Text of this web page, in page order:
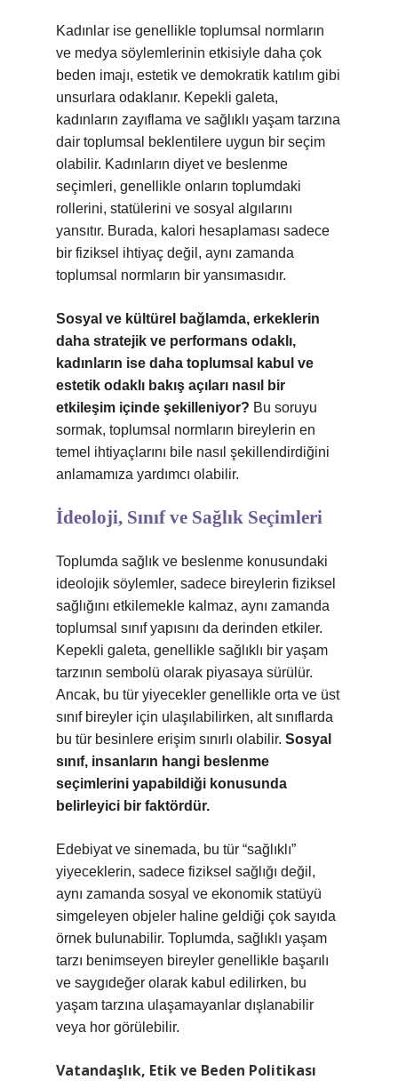
Kadınlar ise genellikle toplumsal normların
ve medya söylemlerinin etkisiyle daha çok
beden imajı, estetik ve demokratik katılım gibi
unsurlara odaklanır. Kepekli galeta,
kadınların zayıflama ve sağlıklı yaşam tarzına
dair toplumsal beklentilere uygun bir seçim
olabilir. Kadınların diyet ve beslenme
seçimleri, genellikle onların toplumdaki
rollerini, statülerini ve sosyal algılarını
yansıtır. Burada, kalori hesaplaması sadece
bir fiziksel ihtiyaç değil, aynı zamanda
toplumsal normların bir yansımasıdır.
Sosyal ve kültürel bağlamda, erkeklerin
daha stratejik ve performans odaklı,
kadınların ise daha toplumsal kabul ve
estetik odaklı bakış açıları nasıl bir
etkileşim içinde şekilleniyor? Bu soruyu
sormak, toplumsal normların bireylerin en
temel ihtiyaçlarını bile nasıl şekillendirdiğini
anlamamıza yardımcı olabilir.
İdeoloji, Sınıf ve Sağlık Seçimleri
Toplumda sağlık ve beslenme konusundaki
ideolojik söylemler, sadece bireylerin fiziksel
sağlığını etkilemekle kalmaz, aynı zamanda
toplumsal sınıf yapısını da derinden etkiler.
Kepekli galeta, genellikle sağlıklı bir yaşam
tarzının sembolü olarak piyasaya sürülür.
Ancak, bu tür yiyecekler genellikle orta ve üst
sınıf bireyler için ulaşılabilirken, alt sınıflarda
bu tür besinlere erişim sınırlı olabilir. Sosyal
sınıf, insanların hangi beslenme
seçimlerini yapabildiği konusunda
belirleyici bir faktördür.
Edebiyat ve sinemada, bu tür “sağlıklı”
yiyeceklerin, sadece fiziksel sağlığı değil,
aynı zamanda sosyal ve ekonomik statüyü
simgeleyen objeler haline geldiği çok sayıda
örnek bulunabilir. Toplumda, sağlıklı yaşam
tarzı benimseyen bireyler genellikle başarılı
ve saygıdeğer olarak kabul edilirken, bu
yaşam tarzına ulaşamayanlar dışlanabilir
veya hor görülebilir.
Vatandaşlık, Etik ve Beden Politikası